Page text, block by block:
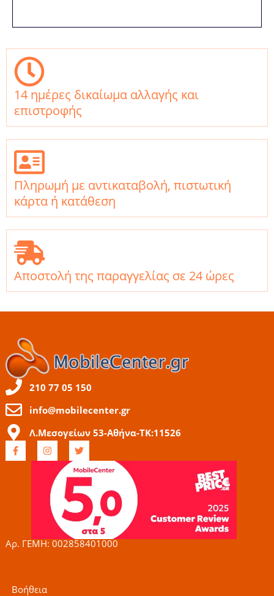
14 ημέρες δικαίωμα αλλαγής και
επιστροφής
Πληρωμή με αντικαταβολή, πιστωτική
κάρτα ή κατάθεση
Αποστολή της παραγγελίας σε 24 ώρες
210 77 05 150
info@mobilecenter.gr
Λ.Μεσογείων 53-Αθήνα-ΤΚ:11526
F
a
c
I
n
s
g
r
a
m
T
w
t
t
e
r
Αρ. ΓΕΜΗ: 002858401000
Βοήθεια